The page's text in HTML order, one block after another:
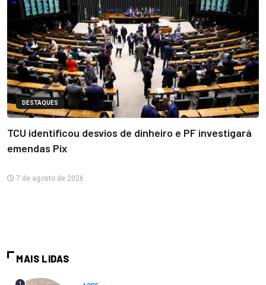
DESTAQUES
TCU identificou desvios de dinheiro e PF investigará
emendas Pix
7 de agosto de 2026
MAIS LIDAS